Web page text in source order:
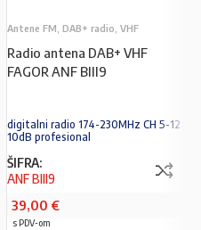
Antene FM, DAB+ radio, VHF
Radio antena DAB+ VHF
FAGOR ANF BIII9
digitalni radio 174-230MHz CH 5-12
10dB profesional
ŠIFRA:
ANF BIII9
39,00 €
s PDV-om